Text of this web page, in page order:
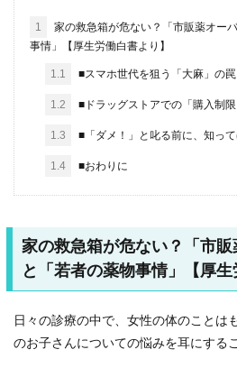
1
家の救急箱が危ない？「市販薬オー
事情」【厚生労働白書より】
1.1 ■スマホ世代を狙う「大麻」の罠
1.2 ■ドラッグストアでの「購入制
1.3 ■「ダメ！」と叱る前に、知って
1.4 ■おわりに
家の救急箱が危ない？「市販
と「若者の薬物事情」【厚生
日々の診療の中で、女性の体のことは
のお子さんについての悩みを耳にする